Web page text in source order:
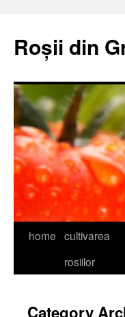
content
Roșii din
home cultivarea
rosiilor
Category